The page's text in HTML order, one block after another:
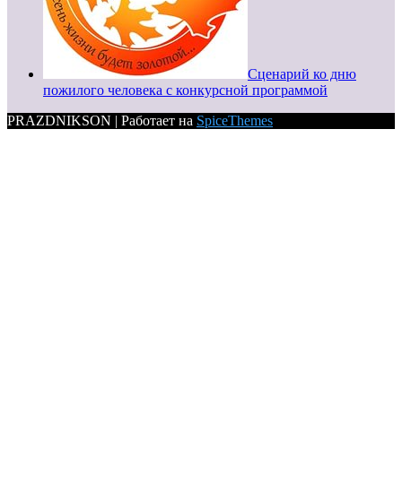
Сценарий ко дню
пожилого человека с конкурсной программой
PRAZDNIKSON | Работает на SpiceThemes